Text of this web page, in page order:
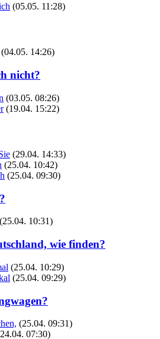
(05.05. 11:28)
(04.05. 14:26)
nicht?
(03.05. 08:26)
(19.04. 15:22)
(29.04. 14:33)
(25.04. 10:42)
(25.04. 09:30)
(25.04. 10:31)
wie finden?
(25.04. 10:29)
(25.04. 09:29)
(25.04. 09:31)
07:30)